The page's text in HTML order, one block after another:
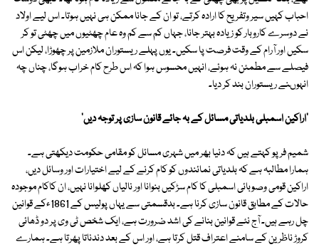
احباب کہیں سیر وتفریح کا ارادہ کرتے، تو ان کے جانا ممکن ہی نہیں ہوتا۔ اس لیے اولاد
نے دوسرے کاروبار کو زیادہ بہتر جانا، جہاں کم سے کم وہ عام چھٹیوں میں چھٹی تو کر
سکیں اور آرام کے وقت فرصت پا سکیں۔ یوں پہلے ریستوران ملازمین پر چھوڑا، لیکن اس
فیصلے سے مطمئن نہ ہوئے، انہیں محسوس ہوا کہ اس طرح کام خراب ہوگا، چناں چہ
انہوںنے ریستوران بند کر دیا۔
'اراکین اسمبلی بلدیاتی مسائل کے بہ جائے قانون سازی پر توجہ دیں'
شمیم فرپو کہتے ہیں کہ دنیا بھر میں شہری مسائل کو مقامی حکومت دیکھتی ہے۔
ہمارا مطالبہ ہے کہ بلدیاتی نمائندوں کو کام کرنے کے لیے اختیارات اور وسائل دیں،
اراکین قومی وصوبائی اسمبلی کا کام سڑکیں بنوانا اور نالیاں کھلوانا نہیں، ان کاکام موجودہ
حالات کے مطابق قانون سازی کرنا ہے۔ بدقسمتی سے یہاں پولیس کے 1861ءکے قوانین
چل رہے ہیں۔ آج نئے قوانین بنانے کی اشد ضرورت ہے، ایک شخص ٹی وی پر دو ڈھائی
کروڑ ناظرین کے سامنے اعتراف قتل کرتا ہے، اور اس کے بعد دندناتا پھرتا ہے۔ ہمارے